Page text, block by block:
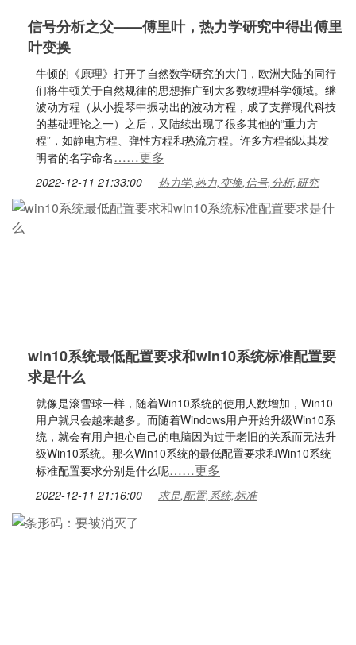
信号分析之父——傅里叶，热力学研究中得出傅里
叶变换
牛顿的《原理》打开了自然数学研究的大门，欧洲大陆的同行
们将牛顿关于自然规律的思想推广到大多数物理科学领域。继
波动方程（从小提琴中振动出的波动方程，成了支撑现代科技
的基础理论之一）之后，又陆续出现了很多其他的“重力方
程”，如静电方程、弹性方程和热流方程。许多方程都以其发
明者的名字命名……更多
2022-12-11 21:33:00 热力学,热力,变换,信号,分析,研究
win10系统最低配置要求和win10系统标准配置要
求是什么
就像是滚雪球一样，随着Win10系统的使用人数增加，Win10
用户就只会越来越多。而随着Windows用户开始升级Win10系
统，就会有用户担心自己的电脑因为过于老旧的关系而无法升
级Win10系统。那么Win10系统的最低配置要求和Win10系统
标准配置要求分别是什么呢……更多
2022-12-11 21:16:00 求是,配置,系统,标准